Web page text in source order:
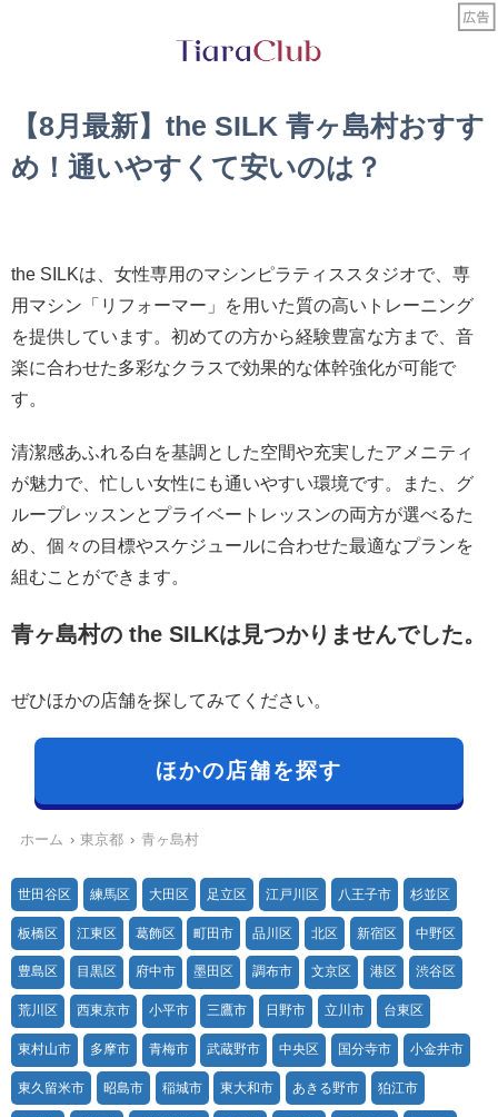
【8月最新】the SILK 青ヶ島村おすす
め！通いやすくて安いのは？
the SILKは、女性専用のマシンピラティススタジオで、専
用マシン「リフォーマー」を用いた質の高いトレーニング
を提供しています。初めての方から経験豊富な方まで、音
楽に合わせた多彩なクラスで効果的な体幹強化が可能で
す。
清潔感あふれる白を基調とした空間や充実したアメニティ
が魅力で、忙しい女性にも通いやすい環境です。また、グ
ループレッスンとプライベートレッスンの両方が選べるた
め、個々の目標やスケジュールに合わせた最適なプランを
組むことができます。
青ヶ島村の the SILKは見つかりませんでした。
ぜひほかの店舗を探してみてください。
ほかの店舗を探す
ホーム 東京都 青ヶ島村
世田谷区 練馬区 大田区 足立区 江戸川区 八王子市 杉並区
板橋区 江東区 葛飾区 町田市 品川区 北区 新宿区 中野区
豊島区 目黒区 府中市 墨田区 調布市 文京区 港区 渋谷区
荒川区 西東京市 小平市 三鷹市 日野市 立川市 台東区
東村山市 多摩市 青梅市 武蔵野市 中央区 国分寺市 小金井市
東久留米市 昭島市 稲城市 東大和市 あきる野市 狛江市